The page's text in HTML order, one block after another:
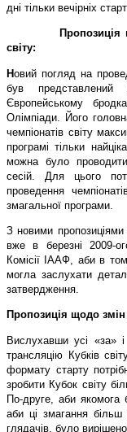
дні тільки вечірніх
Пропозиція
світу:
Новий погляд на
був представлений
Європейському
Олімпіади. Його
чемпіонатів світу
програмітільки
можна було
сесій. Для цього
проведення
змагальної програми.
З новими
вже в березні 2009-
Комісії ІААФ, аби в
могла заслухати
затвердження.
Пропозиція щодо змін
Вислухавши усі «за» і
трансляцію Кубків
формату старту
зробити Кубок світу
По-друге, аби якомога
аби ці змагання
глядачів, було